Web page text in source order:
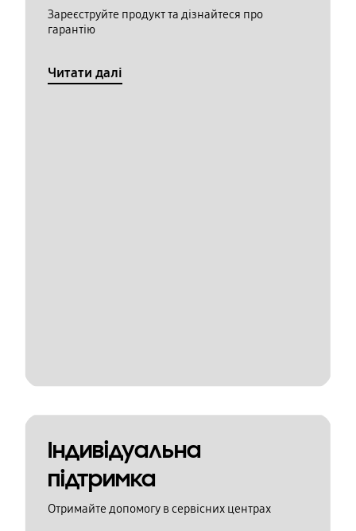
Зареєструйте продукт та дізнайтеся про
гарантію
Читати далі
Індивідуальна
підтримка
Отримайте допомогу в сервісних центрах